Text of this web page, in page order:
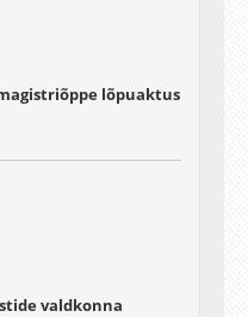
lõpuaktus
valdkonna